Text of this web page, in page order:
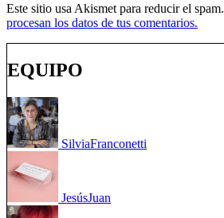
Este sitio usa Akismet para reducir el spam.
procesan los datos de tus comentarios.
EQUIPO
SilviaFranconetti
JesúsJuan